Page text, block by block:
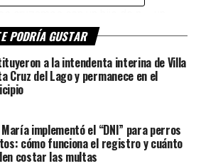
a pagar”, expresó.
Además,
remarcó que
justicia por
su hija y
PODRÍA GUSTAR
a la intendenta interina de Villa
Cruz del Lago y permanece en el
implementó el “DNI” para perros
cómo funciona el registro y cuánto
costar las multas